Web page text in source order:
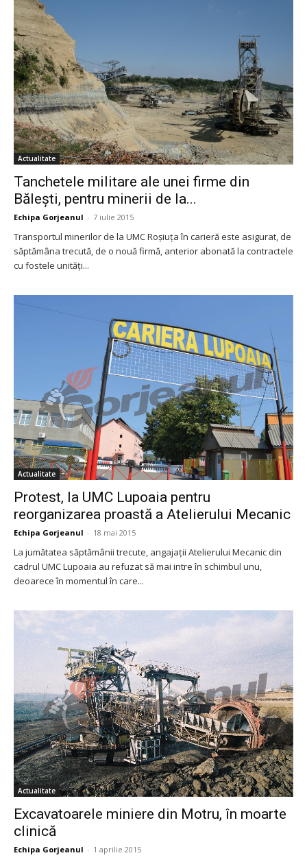
Actualitate
Tanchetele militare ale unei firme din
Băleşti, pentru minerii de la...
Echipa Gorjeanul - 7 iulie 2015
Transportul minerilor de la UMC Roşiuţa în carieră este asigurat, de
săptămâna trecută, de o nouă firmă, anterior abonată la contractele
cu fostele unităţi...
Actualitate
Protest, la UMC Lupoaia pentru
reorganizarea proastă a Atelierului Mecanic
Echipa Gorjeanul - 18 mai 2015
La jumătatea săptămânii trecute, angajaţii Atelierului Mecanic din
cadrul UMC Lupoaia au refuzat să mai intre în schimbul unu,
deoarece în momentul în care...
Actualitate
Excavatoarele miniere din Motru, în moarte
clinică
Echipa Gorjeanul - 1 aprilie 2015